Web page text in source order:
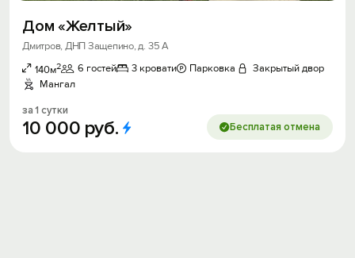
Дом «Желтый»
Дмитров, ДНП Защепино, д. 35 А
140м2 6 гостей 3 кровати Парковка
Закрытый двор
Мангал
за 1 сутки
10 000 руб. Бесплатая отмена